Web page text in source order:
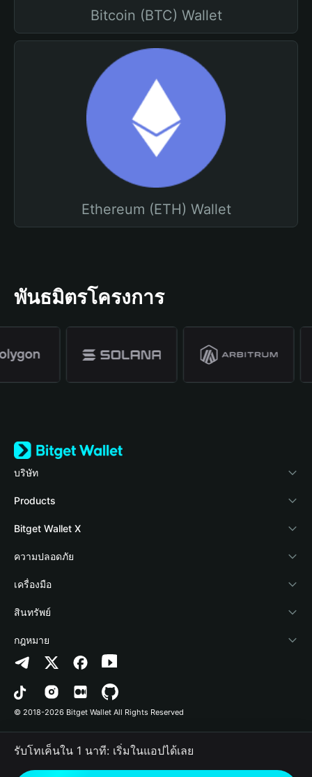
Bitcoin (BTC) Wallet
Ethereum (ETH) Wallet
พันธมิตรโครงการ
บริษัท
เกี่ยวกับ Bitget Wallet
Blog
Academy
ข่าวสารด้านคริปโต
ศูนย์ช่วยเหลือ
ติดต่อเรา
ทรัพยากรข้อมูลของแบรนด์
อาชีพ
Products
Crypto Card
Stablecoin Earn
Payfi Crypto
Crypto Swap API
Altcoin Season Index
Prediction Markets
DApp
RWA
Bitget Wallet X
นักพัฒนา
เชื่อมต่อ Wallet
Bitget Wallet Pay
ลิสต์โปรเจกต์
ความปลอดภัย
Protection Fund
เทคโนโลยีความปลอดภัย
เครื่องมือ
ซื้อคริปโต
การตรวจจับการอนุญาต
การตรวจจับสัญญา
การโอนเป็นชุด
สินทรัพย์
Arbitrum
Avalanche
Bitcoin
Polygon
กฎหมาย
นโยบายความเป็นส่วนตัว
ข้อตกลงในการใช้บริการ
© 2018-2026 Bitget Wallet All Rights Reserved
รับโทเค็นใน 1 นาที: เริ่มในแอปได้เลย